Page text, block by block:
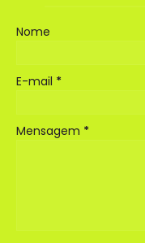
Nome
E-mail *
Mensagem *